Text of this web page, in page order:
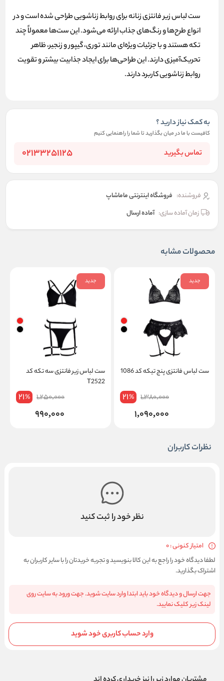
ست لباس زیر فانتزی زنانهبرای روابط زناشویی طراحی شده است و در
انواع طرح‌ها و رنگ‌های جذاب ارائه می‌شود. این ست‌ها معمولاً چند
تکه هستند و با جزئیات ویژه‌ای مانند توری، گیپور و زنجیر، ظاهر
تحریک‌آمیزی دارند. این طراحی‌ها برای ایجاد جذابیت بیشتر و تقویت
روابط زناشویی کاربرد دارند.
به کمک نیاز دارید ؟
کافیست با ما در میان بگذارید تا شما را راهنمایی کنیم
تماس بگیرید 02133251125
فروشنده: فروشگاه اینترنتی ماماشاپ
زمان آماده سازی: آماده ارسال
محصولات مشابه
جدید
ست لباس فانتزی پنج تیکه کد 1086
1,380,000
21%
1,090,000
جدید
ست لباس زیر فانتزی سه تکه کد
T2522
1,250,000
21%
990,000
نظرات کاربران
نظر خود را ثبت کنید
امتیاز کنونی : 0
لطفا دیدگاه خود را راجع به این کالا بنویسید و تجربه خریدتان را با سایر کاربران به
اشتراک بگذارید.
جهت ارسال و دیدگاه خود باید ابتدا وارد سایت شوید. جهت ورود به سایت روی
لینک زیر کلیک نمایید.
وارد حساب کاربری خود شوید